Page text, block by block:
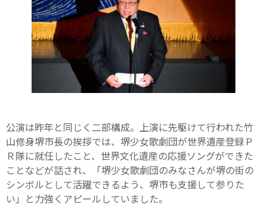
公演は昨年と同じく二部構成。上演に先駆けて行われた竹
山修身堺市長の挨拶では、堺少女歌劇団が世界遺産登録Ｐ
Ｒ隊に就任したこと、世界文化遺産の応援ソングができた
ことなどが話され、「堺少女歌劇団のみなさんが堺の街の
シンボルとして活躍できるよう、堺市も支援して参りた
い」と力強くアピールしていました。